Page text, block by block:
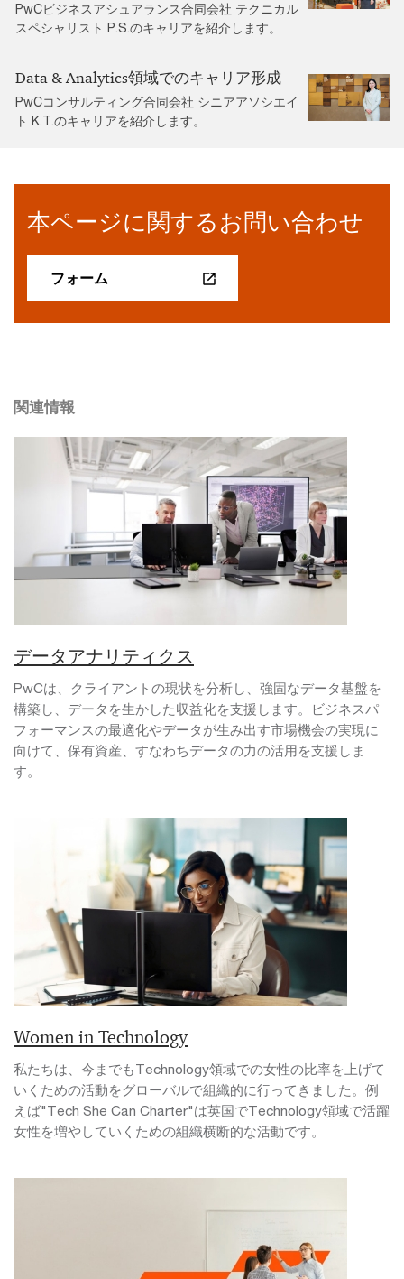
PwCビジネスアシュアランス合同会社 テクニカル
スペシャリスト P.S.のキャリアを紹介します。
Data & Analytics領域でのキャリア形成
PwCコンサルティング合同会社 シニアアソシエイ
ト K.T.のキャリアを紹介します。
本ページに関するお問い合わせ
フォーム
関連情報
データアナリティクス
PwCは、クライアントの現状を分析し、強固なデータ基盤を
構築し、データを生かした収益化を支援します。ビジネスパ
フォーマンスの最適化やデータが生み出す市場機会の実現に
向けて、保有資産、すなわちデータの力の活用を支援しま
す。
Women in Technology
私たちは、今までもTechnology領域での女性の比率を上げて
いくための活動をグローバルで組織的に行ってきました。例
えば"Tech She Can Charter"は英国でTechnology領域で活躍
女性を増やしていくための組織横断的な活動です。